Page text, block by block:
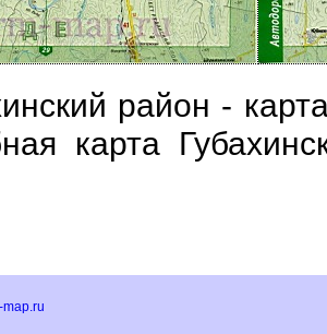
район -
карта
map.ru